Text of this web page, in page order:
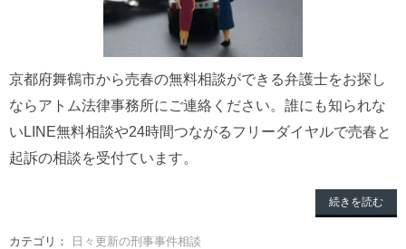
京都府舞鶴市から売春の無料相談ができる弁護士をお探し
ならアトム法律事務所にご連絡ください。誰にも知られな
いLINE無料相談や24時間つながるフリーダイヤルで売春と
起訴の相談を受付ています。
続きを読む
カテゴリ： 日々更新の刑事事件相談